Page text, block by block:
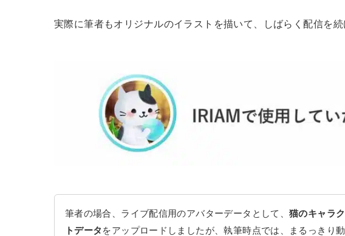
実際に筆者もオリジナルのイラストを描いて、しばらく配信を続
筆者の場合、ライブ配信用のアバターデータとして、猫のキャラ
トデータ をアップロードしましたが、執筆時点では、まるっきり